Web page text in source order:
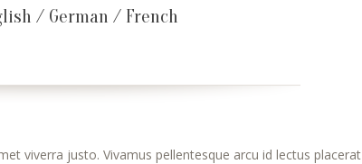
/ German / French
viverra justo. Vivamus pellentesque arcu id lectus placerat